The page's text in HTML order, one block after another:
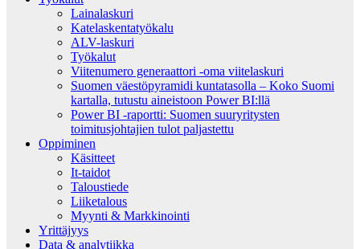
Lainalaskuri
Katelaskentatyökalu
ALV-laskuri
Työkalut
Viitenumero generaattori -oma viitelaskuri
Suomen väestöpyramidi kuntatasolla – Koko Suomi
kartalla, tutustu aineistoon Power BI:llä
Power BI -raportti: Suomen suuryritysten
toimitusjohtajien tulot paljastettu
Oppiminen
Käsitteet
It-taidot
Taloustiede
Liiketalous
Myynti & Markkinointi
Yrittäjyys
Data & analytiikka